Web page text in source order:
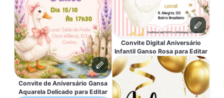
Convite de Aniversário Gansa
Aquarela Delicado para Editar
Convite Digital Aniversário
Infantil Ganso Rosa para Editar